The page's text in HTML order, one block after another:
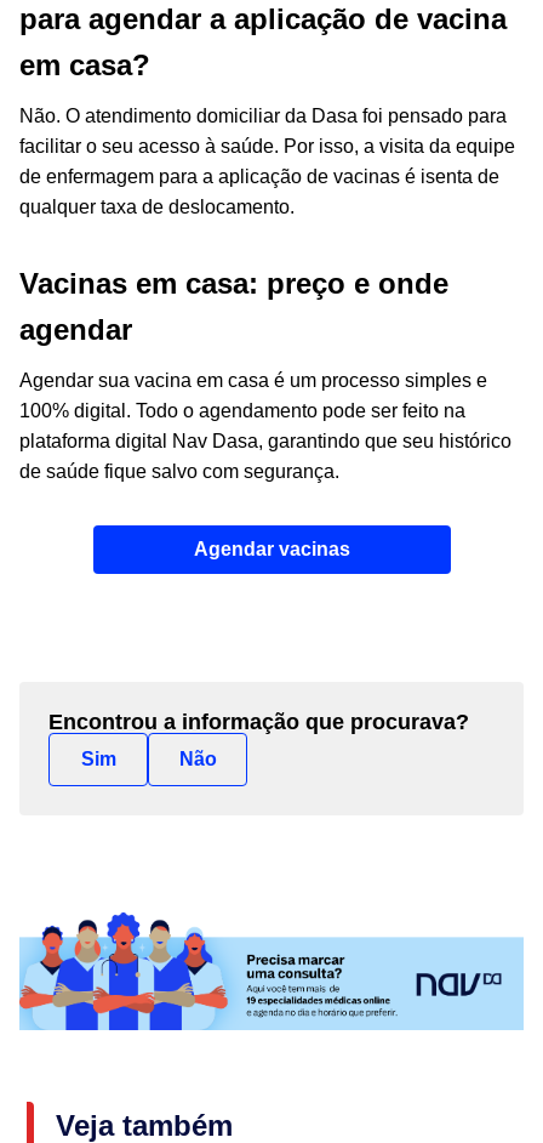
para agendar a aplicação de vacina
em casa?
Não. O atendimento domiciliar da Dasa foi pensado para
facilitar o seu acesso à saúde. Por isso, a visita da equipe
de enfermagem para a aplicação de vacinas é isenta de
qualquer taxa de deslocamento.
Vacinas em casa: preço e onde
agendar
Agendar sua vacina em casa é um processo simples e
100% digital. Todo o agendamento pode ser feito na
plataforma digital Nav Dasa, garantindo que seu histórico
de saúde fique salvo com segurança.
Agendar vacinas
Encontrou a informação que procurava?
Sim Não
Veja também